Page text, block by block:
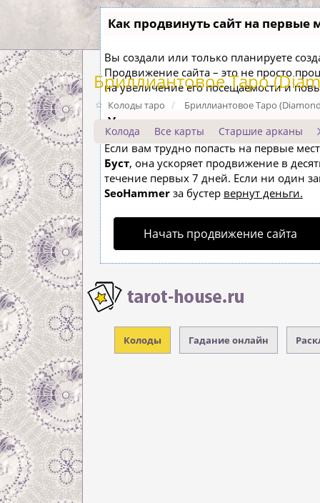
Как продвинуть сайт на первые
Вы создали или только планируете
Продвижение сайта – это не просто
на увеличение его посещаемости и
Ускорение продвижения
Если вам трудно попасть на первые
Буст, она ускоряет продвижение в
течение первых 7 дней. Если ни один
SeoHammer за бустер вернут деньги.
Начать продвижение сайта
Колоды Гадание онлайн
Бриллиантовое Таро
Колоды таро Бриллиантовое Таро
Колода Все карты Старшие арканы